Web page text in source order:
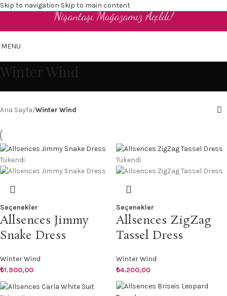
Skip to navigation Skip to main content
Nişantaşı Mağazamız Açıldı!
MENU
Winter Wind
Ana Sayfa/Winter Wind
Tükendi
Seçenekler
Allsences Jimmy
Snake Dress
Winter Wind
₺1.900,00
Tükendi
Seçenekler
Allsences ZigZag
Tassel Dress
Winter Wind
₺4.200,00
TR